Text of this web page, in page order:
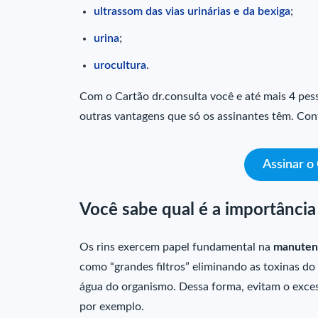
ultrassom das vias urinárias e da bexiga;
urina;
urocultura.
Com o Cartão dr.consulta você e até mais 4
outras vantagens que só os assinantes têm.
Assinar o
Você sabe qual é a
Os rins exercem papel fundamental na
como “grandes filtros” eliminando as toxinas
água do organismo. Dessa forma, evitam o
por exemplo.